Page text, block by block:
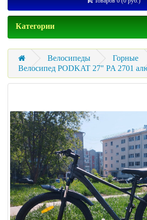
Категории
Велосипеды
Горные
Велосипед PODKAT 27" PA 2701